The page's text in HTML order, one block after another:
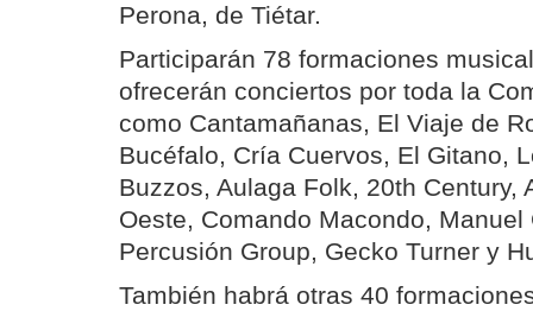
Perona, de Tiétar.
Participarán 78 formaciones
ofrecerán conciertos por toda la
como Cantamañanas, El Viaje de
Bucéfalo, Cría Cuervos, El Gitano,
Buzzos, Aulaga Folk, 20th Century,
Oeste, Comando Macondo,
Percusión Group, Gecko Turner y
También habrá otras 40